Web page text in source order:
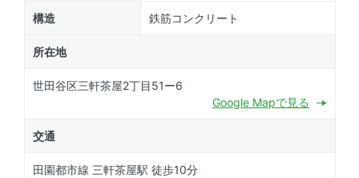
構造 鉄筋コンクリート
所在地
世田谷区三軒茶屋2丁目51ー6
Google Mapで見る
交通
田園都市線 三軒茶屋駅 徒歩10分